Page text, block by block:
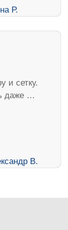
и сетку.
даже …